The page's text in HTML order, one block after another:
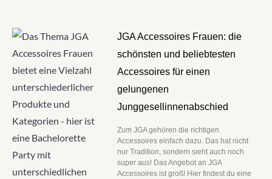
JGA Accessoires Frauen: die
schönsten und beliebtesten
Accessoires für einen
gelungenen
Junggesellinnenabschied
Zum JGA gehören die richtigen
Accessoires einfach dazu. Das hat nicht
nur Tradition, sondern sieht auch noch
super aus! Das Angebot an JGA
Accessoires ist groß! Hier findest du eine